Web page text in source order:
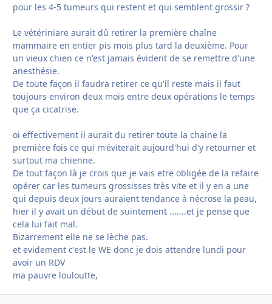
pour les 4-5 tumeurs qui restent et qui semblent grossir ?
Le vétériniare aurait dû retirer la première chaîne
mammaire en entier pis mois plus tard la deuxième. Pour
un vieux chien ce n'est jamais évident de se remettre d'une
anesthésie.
De toute façon il faudra retirer ce qu'il reste mais il faut
toujours environ deux mois entre deux opérations le temps
que ça cicatrise.
oi effectivement il aurait du retirer toute la chaine la
première fois ce qui m'éviterait aujourd'hui d'y retourner et
surtout ma chienne.
De tout façon là je crois que je vais etre obligée de la refaire
opérer car les tumeurs grossisses très vite et il y en a une
qui depuis deux jours auraient tendance à nécrose la peau,
hier il y avait un début de suintement .......et je pense que
cela lui fait mal.
Bizarrement elle ne se lèche pas.
et evidement c'est le WE donc je dois attendre lundi pour
avoir un RDV
ma pauvre louloutte,